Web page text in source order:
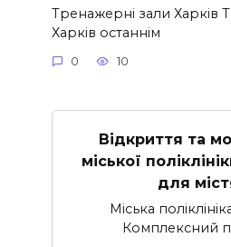
Тренажерні зали Харків
Харків останнім
0 10
Відкриття та
міської
для
Міська
Комплексний